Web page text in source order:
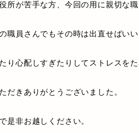
所が苦手な方、今回の用に親切な
職員さんでもその時は出直せばいい
り心配しすぎたりしてストレスを
だきありがとうございました。
是非お越しください。